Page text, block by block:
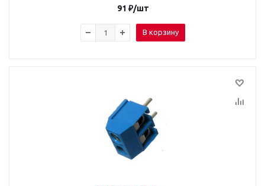
91 ₽/шт
В корзину